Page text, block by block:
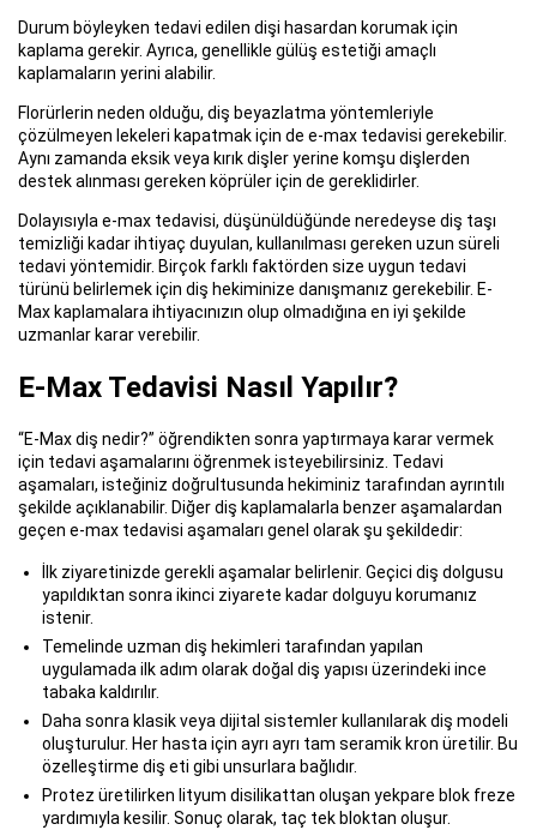
Durum böyleyken tedavi edilen dişi hasardan korumak için
kaplama gerekir. Ayrıca, genellikle gülüş estetiği amaçlı
kaplamaların yerini alabilir.
Florürlerin neden olduğu, diş beyazlatma yöntemleriyle
çözülmeyen lekeleri kapatmak için de e-max tedavisi gerekebilir.
Aynı zamanda eksik veya kırık dişler yerine komşu dişlerden
destek alınması gereken köprüler için de gereklidirler.
Dolayısıyla e-max tedavisi, düşünüldüğünde neredeyse diş taşı
temizliği kadar ihtiyaç duyulan, kullanılması gereken uzun süreli
tedavi yöntemidir. Birçok farklı faktörden size uygun tedavi
türünü belirlemek için diş hekiminize danışmanız gerekebilir. E-
Max kaplamalara ihtiyacınızın olup olmadığına en iyi şekilde
uzmanlar karar verebilir.
E-Max Tedavisi Nasıl Yapılır?
“E-Max diş nedir?” öğrendikten sonra yaptırmaya karar vermek
için tedavi aşamalarını öğrenmek isteyebilirsiniz. Tedavi
aşamaları, isteğiniz doğrultusunda hekiminiz tarafından ayrıntılı
şekilde açıklanabilir. Diğer diş kaplamalarla benzer aşamalardan
geçen e-max tedavisi aşamaları genel olarak şu şekildedir:
İlk ziyaretinizde gerekli aşamalar belirlenir. Geçici diş dolgusu
yapıldıktan sonra ikinci ziyarete kadar dolguyu korumanız
istenir.
Temelinde uzman diş hekimleri tarafından yapılan
uygulamada ilk adım olarak doğal diş yapısı üzerindeki ince
tabaka kaldırılır.
Daha sonra klasik veya dijital sistemler kullanılarak diş modeli
oluşturulur. Her hasta için ayrı ayrı tam seramik kron üretilir. Bu
özelleştirme diş eti gibi unsurlara bağlıdır.
Protez üretilirken lityum disilikattan oluşan yekpare blok freze
yardımıyla kesilir. Sonuç olarak, taç tek bloktan oluşur.